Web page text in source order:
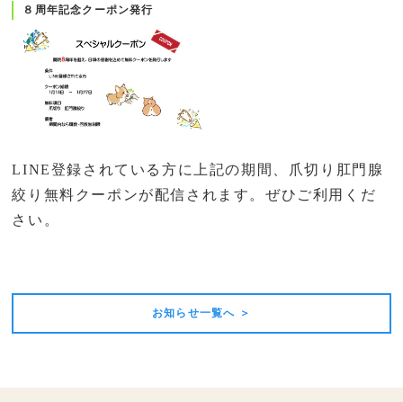
８周年記念クーポン発行
LINE登録されている方に上記の期間、爪切り肛門腺
絞り無料クーポンが配信されます。ぜひご利用くだ
さい。
お知らせ一覧へ ＞